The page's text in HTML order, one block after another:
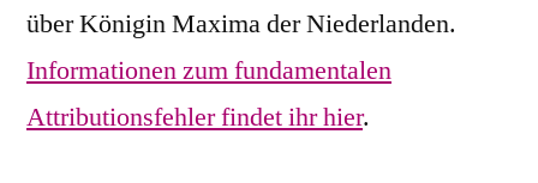
über Königin Maxima der Niederlanden.
Informationen zum fundamentalen
Attributionsfehler findet ihr hier.